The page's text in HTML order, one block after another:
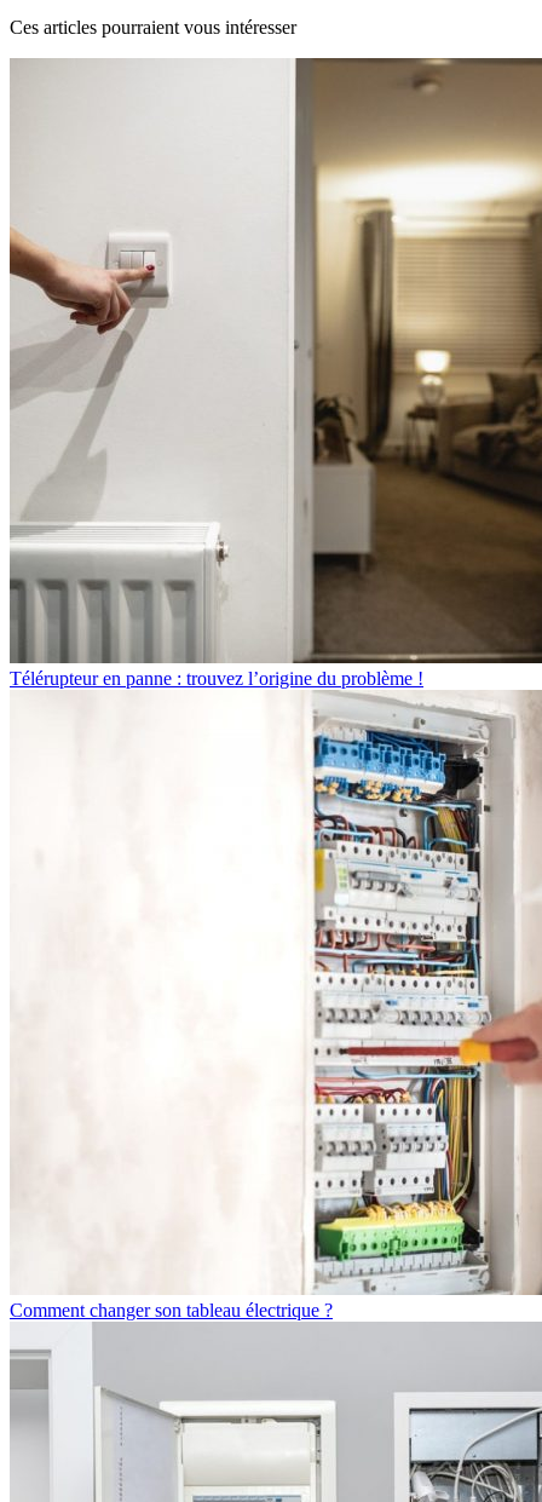
Ces articles pourraient vous intéresser
Télérupteur en panne : trouvez l’origine du problème !
Comment changer son tableau électrique ?